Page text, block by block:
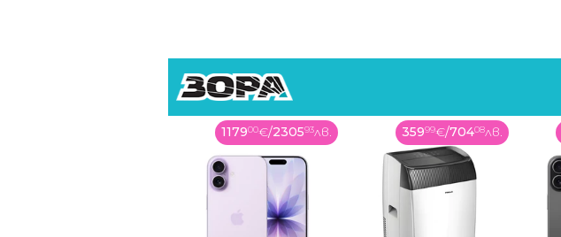
117900€/230593лв. 35999€/70408лв.